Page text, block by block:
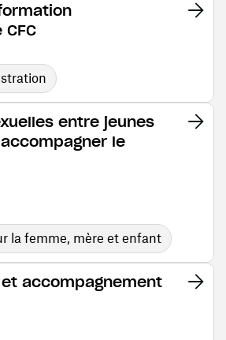
entre jeunes
le
la femme, mère et enfant
accompagnement